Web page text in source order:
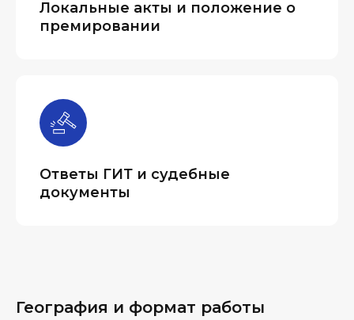
Локальные акты и положение о
премировании
Ответы ГИТ и судебные
документы
География и формат работы